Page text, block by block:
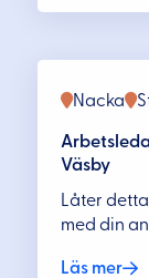
Nacka
Väsby
Låter
med din
Läs mer